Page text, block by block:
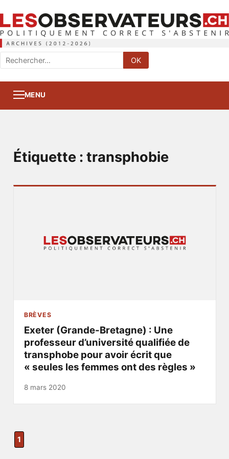
Rechercher
:
OK
MENU
Étiquette : transphobie
BRÈVES
Exeter (Grande-Bretagne) : Une
professeur d’université qualifiée de
transphobe pour avoir écrit que
« seules les femmes ont des règles »
8 mars 2020
1